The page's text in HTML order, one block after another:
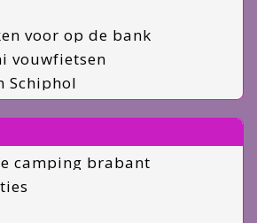
voor op de bank
vouwfietsen
Schiphol
camping brabant